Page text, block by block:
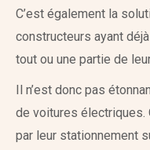
C’est également la
constructeurs ayant
tout ou une partie de
Il n’est donc pas
de voitures électriques.
par leur stationnement